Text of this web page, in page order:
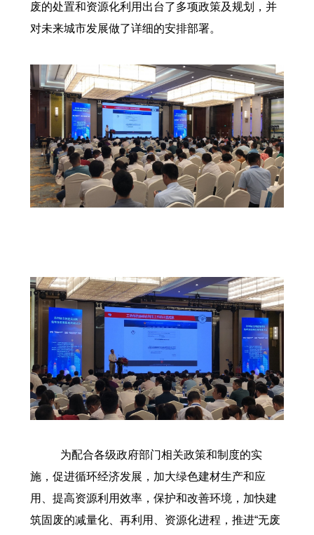
废的处置和资源化利用出台了多项政策及规划，并
对未来城市发展做了详细的安排部署。
为配合各级政府部门相关政策和制度的实
施，促进循环经济发展，加大绿色建材生产和应
用、提高资源利用效率，保护和改善环境，加快建
筑固废的减量化、再利用、资源化进程，推进“无废